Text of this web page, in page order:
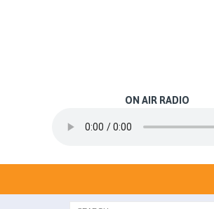
ON AIR RADIO